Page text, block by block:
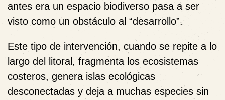
antes era un espacio biodiverso pasa a ser
visto como un obstáculo al “desarrollo”.
Este tipo de intervención, cuando se repite a lo
largo del litoral, fragmenta los ecosistemas
costeros, genera islas ecológicas
desconectadas y deja a muchas especies sin